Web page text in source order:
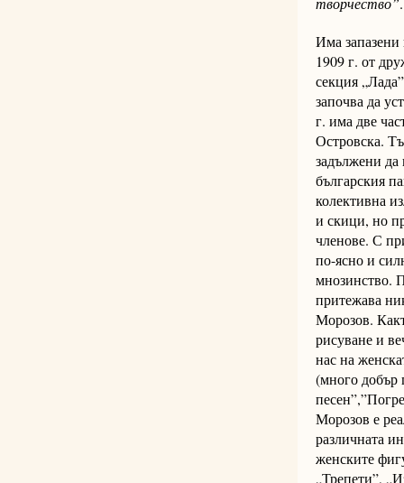
Има
1909 г. от
секция
започва да
г. има две
Островска.
задължени да
българския
колективна
и скици, но
членове. С
по-ясно и
мнозинство.
притежава
Морозов.
рисуване и
нас на
(много добър
Морозов е
различната
женските
„Трепети”,